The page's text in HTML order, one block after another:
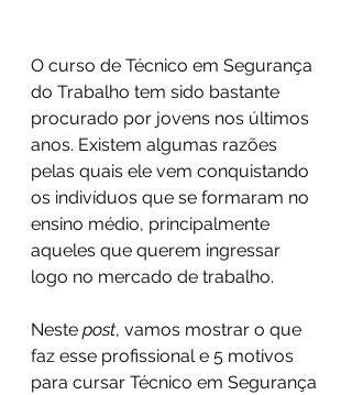
O curso de Técnico em Segurança
do Trabalho tem sido bastante
procurado por jovens nos últimos
anos. Existem algumas razões
pelas quais ele vem conquistando
os indivíduos que se formaram no
ensino médio, principalmente
aqueles que querem ingressar
logo no mercado de trabalho.
Neste post, vamos mostrar o que
faz esse profissional e 5 motivos
para cursar Técnico em Segurança